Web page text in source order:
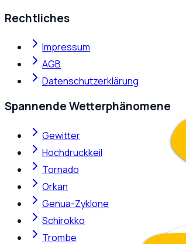
Rechtliches
Impressum
AGB
Datenschutzerklärung
Spannende Wetterphänomene
Gewitter
Hochdruckkeil
Tornado
Orkan
Genua-Zyklone
Schirokko
Trombe